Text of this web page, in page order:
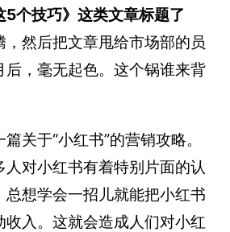
5个技巧》这类文章标题了
，然后把文章甩给市场部的员
后，毫无起色。这个锅谁来背
关于“小红书”的营销攻略。
人对小红书有着特别片面的认
总想学会一招儿就能把小红书
收入。这就会造成人们对小红